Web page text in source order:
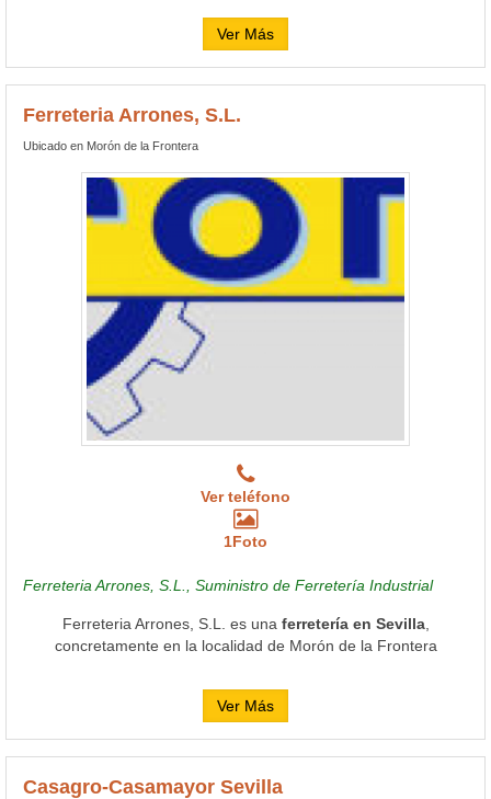
Ver Más
Ferreteria Arrones, S.L.
Ubicado en Morón de la Frontera
Ver teléfono
1Foto
Ferreteria Arrones, S.L., Suministro de Ferretería Industrial
Ferreteria Arrones, S.L. es una ferretería en Sevilla,
concretamente en la localidad de Morón de la Frontera
Ver Más
Casagro-Casamayor Sevilla